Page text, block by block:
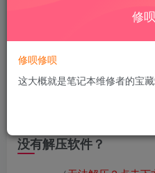
视频剪辑软件，提供了采集
安装教程
没有解压软件？
修
修呗修呗
这大概就是笔记本维修者的宝藏